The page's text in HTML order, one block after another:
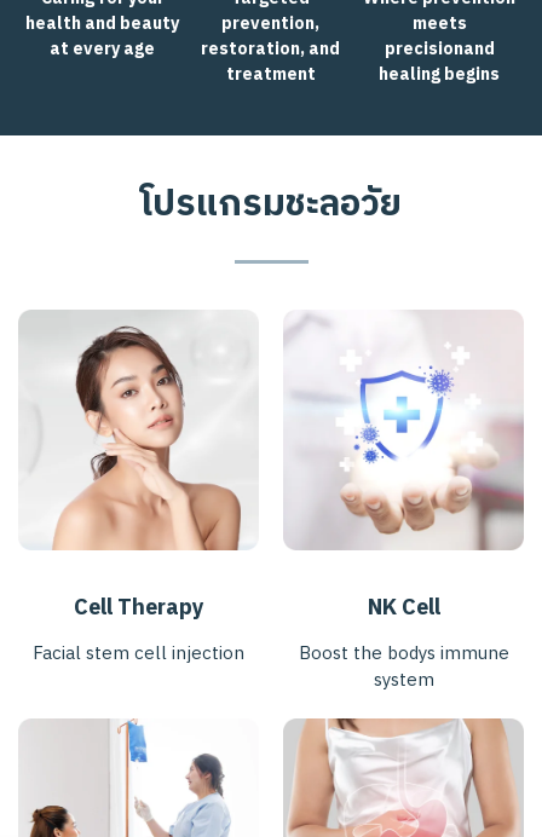
health and beauty
at every age
prevention,
restoration, and
treatment
meets
precisionand
healing begins
โปรแกรมชะลอวัย
Cell Therapy
Facial stem cell injection
NK Cell
Boost the bodys immune
system